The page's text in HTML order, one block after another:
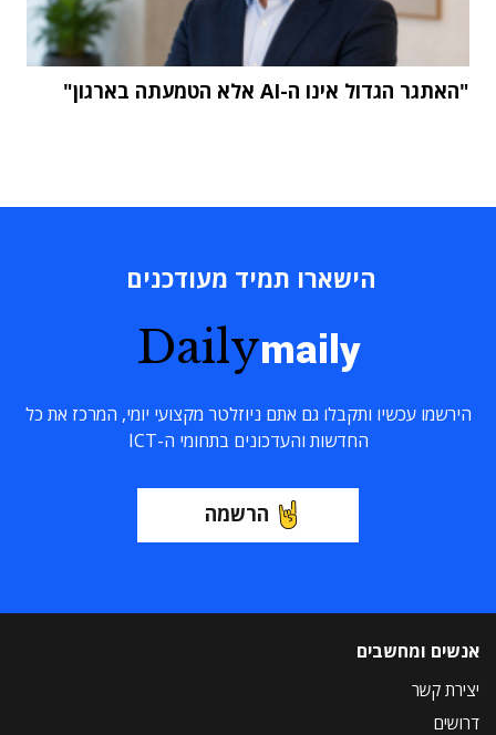
"האתגר הגדול אינו ה-AI אלא הטמעתה בארגון"
הישארו תמיד מעודכנים
Dailymaily
הירשמו עכשיו ותקבלו גם אתם ניוזלטר מקצועי יומי, המרכז את כל
החדשות והעדכונים בתחומי ה-ICT
הרשמה
אנשים ומחשבים
יצירת קשר
דרושים